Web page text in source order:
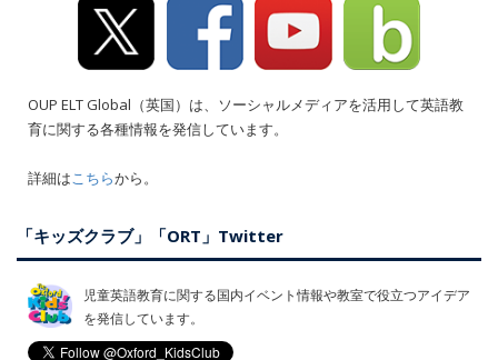
OUP ELT Global（英国）は、ソーシャルメディアを活用して英語教
育に関する各種情報を発信しています。
詳細はこちらから。
「キッズクラブ」「ORT」Twitter
児童英語教育に関する国内イベント情報や教室で役立つアイデア
を発信しています。